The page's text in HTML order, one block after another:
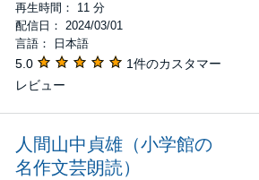
再生時間： 11 分
配信日： 2024/03/01
言語： 日本語
5.0
1件のカスタマー
レビュー
人間山中貞雄（小学館の
名作文芸朗読）